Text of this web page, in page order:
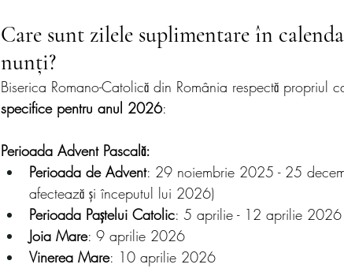
Care sunt zilele suplimentare în
nunți?
Biserica Romano-Catolică din România respectă propriul
specifice pentru anul 2026:
Perioada Advent Pascală:
Perioada de Advent: 29 noiembrie 2025 - 25
afectează și începutul lui 2026)
Perioada Paștelui Catolic: 5 aprilie - 12 aprilie 2026
Joia Mare: 9 aprilie 2026
Vinerea Mare: 10 aprilie 2026